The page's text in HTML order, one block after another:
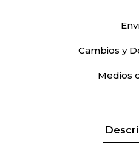
Cambios y
Medios